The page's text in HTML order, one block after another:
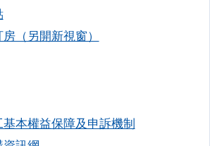
（另開新視窗）
本權益保障及申訴機制